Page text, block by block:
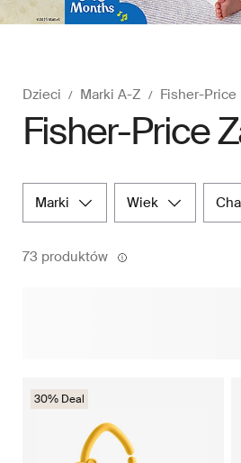
Dzieci Marki A-Z Fisher-Price
Fisher-Price
marki wiek
73 produktów
30% Deal